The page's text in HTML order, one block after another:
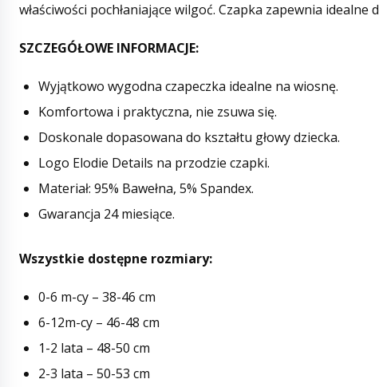
właściwości pochłaniające wilgoć. Czapka zapewnia
SZCZEGÓŁOWE INFORMACJE:
Wyjątkowo wygodna czapeczka idealne na wiosnę.
Komfortowa i praktyczna, nie zsuwa się.
Doskonale dopasowana do kształtu głowy dziecka.
Logo Elodie Details na przodzie czapki.
Materiał: 95% Bawełna, 5% Spandex.
Gwarancja 24 miesiące.
Wszystkie dostępne rozmiary:
0-6 m-cy – 38-46 cm
6-12m-cy – 46-48 cm
1-2 lata – 48-50 cm
2-3 lata – 50-53 cm